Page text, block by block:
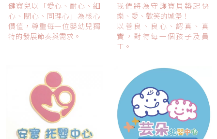
健寶兒以「愛心、耐心、細
心、關心、同理心」為核心
價值，尊重每一位嬰幼兒獨
特的發展節奏與需求。
我們將為守護寶貝築起快
樂、愛、歡笑的城堡！
以善良、良心、認真、真
實，對待每一個孩子及員
工。